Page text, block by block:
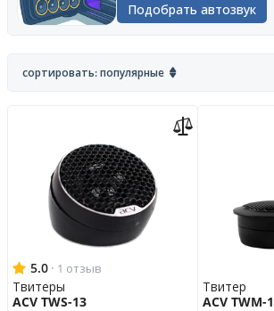
Подобрать автозвук
сортировать: популярные
5.0 · 1 отзыв
Твитеры
ACV TWS-13
Твитер
ACV TWM-